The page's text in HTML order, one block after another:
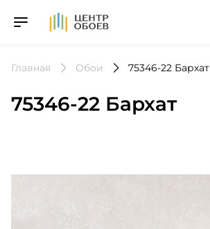
На Главную
Главная Обои 75346-22 Бархат
75346-22 Бархат